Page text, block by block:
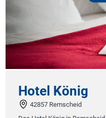
Hotel König
42857 Remscheid